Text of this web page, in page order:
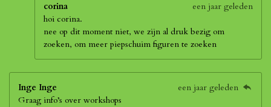
corina
een jaar geleden
hoi corina.
nee op dit moment niet, we zijn al druk bezig om
zoeken, om meer piepschuim figuren te zoeken
Inge Inge
een jaar geleden
Graag info’s over workshops